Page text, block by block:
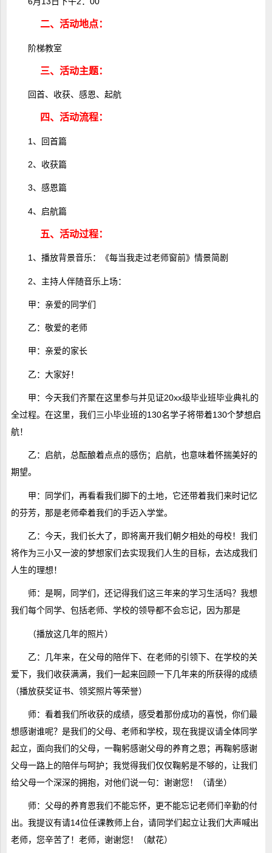
二、活动地点：
阶梯教室
三、活动主题：
回首、收获、感恩、起航
四、活动流程：
1、回首篇
2、收获篇
3、感恩篇
4、启航篇
五、活动过程：
1、播放背景音乐：《每当我走过老师窗前》情景简剧
2、主持人伴随音乐上场：
甲：亲爱的同学们
乙：敬爱的老师
甲：亲爱的家长
乙：大家好！
甲：今天我们齐聚在这里参与并见证20xx级毕业班毕业典礼的
全过程。在这里，我们三小毕业班的130名学子将带着130个梦想启
航！
乙：启航，总酝酿着点点的感伤；启航，也意味着怀揣美好的
期望。
甲：同学们，再看看我们脚下的土地，它还带着我们来时记忆
的芬芳，那是老师牵着我们的手迈入学堂。
乙：今天，我们长大了，即将离开我们朝夕相处的母校！我们
将作为三小又一波的梦想家们去实现我们人生的目标，去达成我们
人生的理想！
师：是啊，同学们，还记得我们这三年来的学习生活吗？我想
我们每个同学、包括老师、学校的领导都不会忘记，因为那是
（播放这几年的照片）
乙：几年来，在父母的陪伴下、在老师的引领下、在学校的关
爱下，我们收获满满，我们一起来回顾一下几年来的所获得的成绩
（播放获奖证书、领奖照片等荣誉）
师：看着我们所收获的成绩，感受着那份成功的喜悦，你们最
想感谢谁呢？是我们的父母、老师和学校，现在我提议请全体同学
起立，面向我们的父母，一鞠躬感谢父母的养育之恩；再鞠躬感谢
父母一路上的陪伴与呵护；我觉得我们仅仅鞠躬是不够的，让我们
给父母一个深深的拥抱，对他们说一句：谢谢您！（请坐）
师：父母的养育恩我们不能忘怀，更不能忘记老师们辛勤的付
出。我提议有请14位任课教师上台，请同学们起立让我们大声喊出
老师，您辛苦了！老师，谢谢您！（献花）